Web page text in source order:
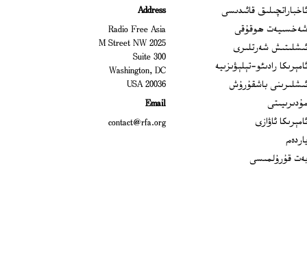
ئاخباراتچىلىق قائىدىسى
شەخسىيەت ھوقۇقى
ئىشلىتىش شەرتلىرى
ئامېرىكا رادىئو-تېلېۋىزىيە
ئىشلىرىنى باشقۇرۇش
مۇدىرىيىتى
ئامېرىكا ئاۋازى
ياردەم
بەت قۇرۇلمىسى
Address
Radio Free Asia
2025 M Street NW
Suite 300
Washington, DC
20036 USA
Email
contact@rfa.org